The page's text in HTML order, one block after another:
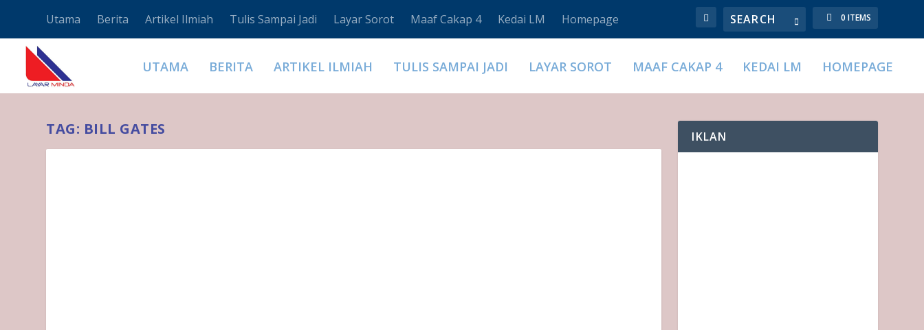
Utama Berita Artikel Ilmiah Tulis Sampai Jadi Layar Sorot Maaf Cakap 4 Kedai LM Homepage 0 ITEMS
UTAMA BERITA ARTIKEL ILMIAH TULIS SAMPAI JADI LAYAR SOROT MAAF CAKAP 4 KEDAI LM HOMEPAGE
TAG: BILL GATES IKLAN